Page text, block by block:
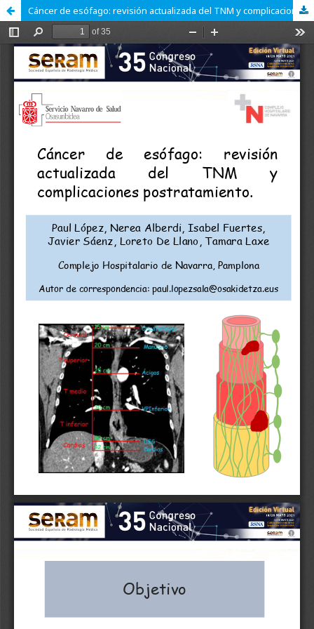
Cáncer de esófago: revisión actualizada del TNM y complicaciones postratamiento.